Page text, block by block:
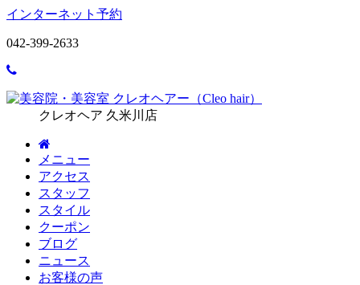
インターネット予約
042-399-2633
クレオヘア 久米川店
メニュー
アクセス
スタッフ
スタイル
クーポン
ブログ
ニュース
お客様の声